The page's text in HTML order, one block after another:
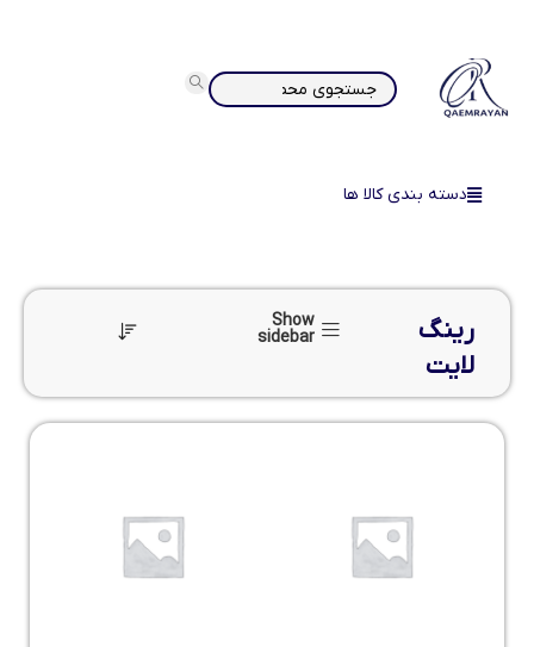
دسته بندی کالا ها
رینگ
لایت
Show
sidebar